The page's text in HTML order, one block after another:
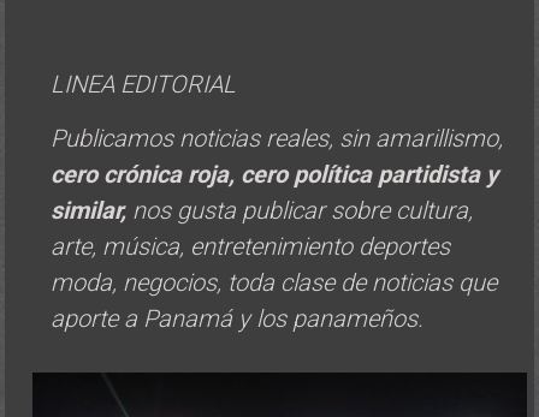
LINEA EDITORIAL
Publicamos noticias reales, sin amarillismo,
cero crónica roja, cero política partidista y
similar, nos gusta publicar sobre cultura,
arte, música, entretenimiento deportes
moda, negocios, toda clase de noticias que
aporte a Panamá y los panameños.